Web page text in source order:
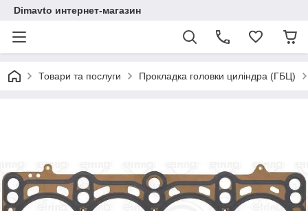
Dimavto интернет-магазин
Товари та послуги Прокладка головки циліндра (ГБЦ)